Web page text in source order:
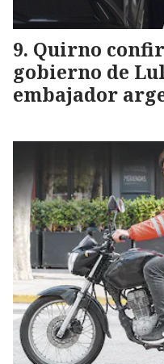
Quirno
gobierno de
embajador